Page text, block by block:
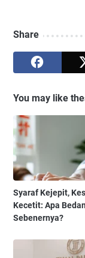
Share
You may like
Syaraf Kejepit,
Kecetit: Apa
Sebenernya?